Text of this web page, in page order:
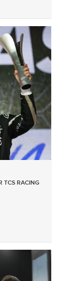
TCS RACING